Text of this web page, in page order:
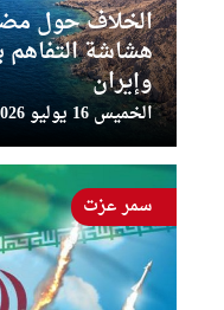
الخلاف حول
هشاشة التفاهم
وإيران
الخميس 16 يوليو 2026 - 20:05:36
سمر عزت